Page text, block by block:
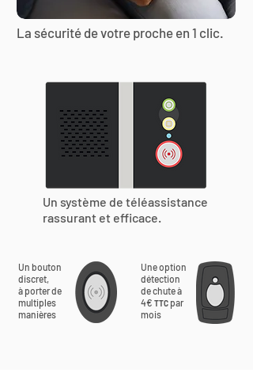
La sécurité de votre proche en 1 clic.
Un système de téléassistance
rassurant et efficace.
Un bouton
discret,
à porter de
multiples
manières
Une option
détection
de chute à
4€ TTC par
mois